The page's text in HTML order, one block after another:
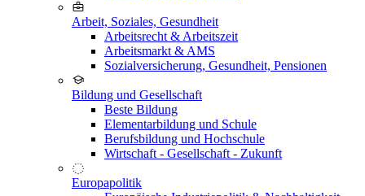
Arbeit, Soziales, Gesundheit
Arbeitsrecht & Arbeitszeit
Arbeitsmarkt & AMS
Sozialversicherung, Gesundheit, Pensionen
Bildung und Gesellschaft
Beste Bildung
Elementarbildung und Schule
Berufsbildung und Hochschule
Wirtschaft - Gesellschaft - Zukunft
Europapolitik